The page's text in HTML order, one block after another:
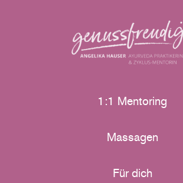
1:1 Mentoring
Massagen
Für dich